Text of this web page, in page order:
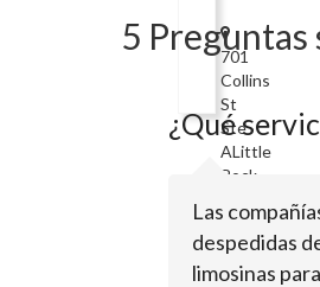
701
Collins
St
Ste
ALittle
Rock,
72202
Little
5 Preguntas
¿Qué
Las
despedidas
limosinas